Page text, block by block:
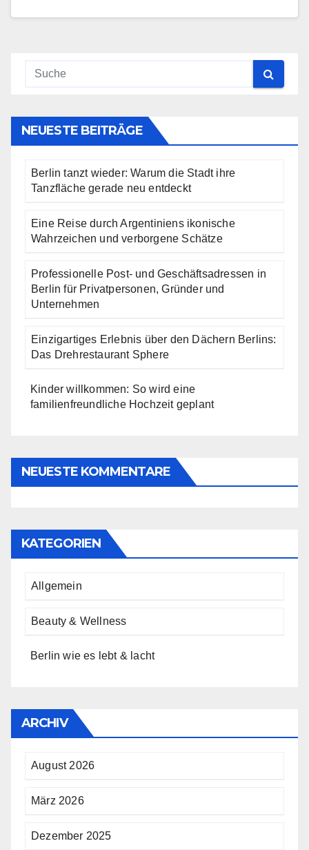
NEUESTE BEITRÄGE
Berlin tanzt wieder: Warum die Stadt ihre
Tanzfläche gerade neu entdeckt
Eine Reise durch Argentiniens ikonische
Wahrzeichen und verborgene Schätze
Professionelle Post- und Geschäftsadressen in
Berlin für Privatpersonen, Gründer und
Unternehmen
Einzigartiges Erlebnis über den Dächern Berlins:
Das Drehrestaurant Sphere
Kinder willkommen: So wird eine
familienfreundliche Hochzeit geplant
NEUESTE KOMMENTARE
KATEGORIEN
Allgemein
Beauty & Wellness
Berlin wie es lebt & lacht
ARCHIV
August 2026
März 2026
Dezember 2025